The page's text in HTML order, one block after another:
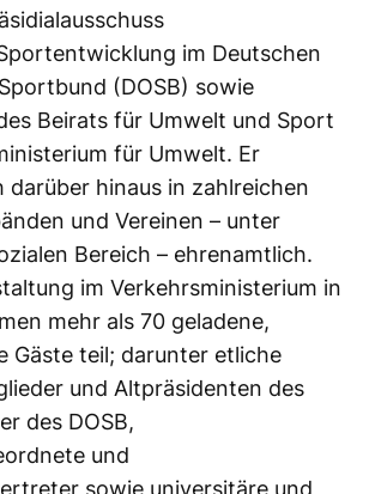
im Deutschen
(DOSB) sowie
Beirats für Umwelt und Sport
für Umwelt. Er
darüber hinaus in zahlreichen
und Vereinen – unter
Bereich – ehrenamtlich.
im Verkehrsministerium in
mehr als 70 geladene,
Gäste teil; darunter etliche
und Altpräsidenten des
des DOSB,
und
sowie universitäre und